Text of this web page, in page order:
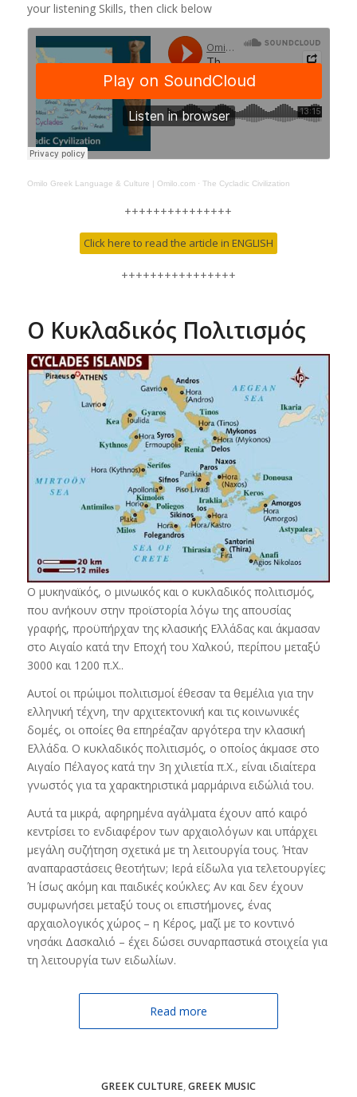
your listening Skills, then click below
Omilo Greek Language & Culture | Omilo.com· The Cycladic Civilization
+++++++++++++++
Click here to read the article in ENGLISH
++++++++++++++++
Ο Κυκλαδικός Πολιτισμός
Ο μυκηναϊκός, ο μινωικός και ο κυκλαδικός πολιτισμός,
που ανήκουν στην προϊστορία λόγω της απουσίας
γραφής, προϋπήρχαν της κλασικής Ελλάδας και άκμασαν
στο Αιγαίο κατά την Εποχή του Χαλκού, περίπου μεταξύ
3000 και 1200 π.Χ..
Αυτοί οι πρώιμοι πολιτισμοί έθεσαν τα θεμέλια για την
ελληνική τέχνη, την αρχιτεκτονική και τις κοινωνικές
δομές, οι οποίες θα επηρέαζαν αργότερα την κλασική
Ελλάδα. Ο κυκλαδικός πολιτισμός, ο οποίος άκμασε στο
Αιγαίο Πέλαγος κατά την 3η χιλιετία π.Χ., είναι ιδιαίτερα
γνωστός για τα χαρακτηριστικά μαρμάρινα ειδώλιά του.
Αυτά τα μικρά, αφηρημένα αγάλματα έχουν από καιρό
κεντρίσει το ενδιαφέρον των αρχαιολόγων και υπάρχει
μεγάλη συζήτηση σχετικά με τη λειτουργία τους. Ήταν
αναπαραστάσεις θεοτήτων; Ιερά είδωλα για τελετουργίες;
Ή ίσως ακόμη και παιδικές κούκλες; Αν και δεν έχουν
συμφωνήσει μεταξύ τους οι επιστήμονες, ένας
αρχαιολογικός χώρος – η Κέρος, μαζί με το κοντινό
νησάκι Δασκαλιό – έχει δώσει συναρπαστικά στοιχεία για
τη λειτουργία των ειδωλίων.
Read more
GREEK CULTURE,GREEK MUSIC